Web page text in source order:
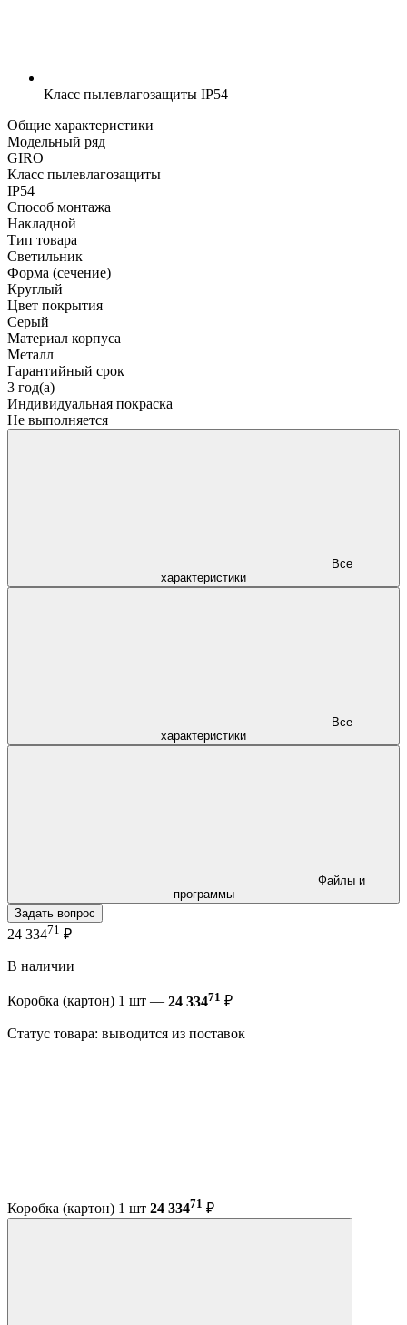
Класс пылевлагозащиты IP54
Общие характеристики
Модельный ряд
GIRO
Класс пылевлагозащиты
IP54
Способ монтажа
Накладной
Тип товара
Светильник
Форма (сечение)
Круглый
Цвет покрытия
Серый
Материал корпуса
Металл
Гарантийный срок
3 год(а)
Индивидуальная покраска
Не выполняется
характеристики
характеристики
программы
Задать вопрос
24 33471 ₽
В наличии
Коробка (картон) 1 шт — 24 33471 ₽
Статус товара: выводится из поставок
Коробка (картон) 1 шт 24 33471 ₽